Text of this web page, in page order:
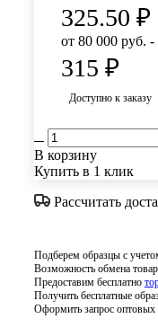
325.50 ₽
от 80 000 руб. -
315 ₽
Доступно к заказу
В корзину
Купить в 1 клик
Рассчитать
Подберем образцы с
Возможность обмена
Предоставим бесплатно
Получить бесплатные
Оформить запрос оптовых